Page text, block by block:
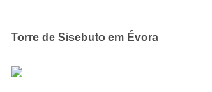
Torre de Sisebuto em Évora